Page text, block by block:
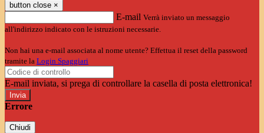
button close ×
E-mail Verrà inviato un messaggio
all'indirizzo indicato con le istruzioni necessarie.
Non hai una e-mail associata al nome utente? Effettua il reset della password
tramite la Login Spaggiari
E-mail inviata, si prega di controllare la casella di posta elettronica!
Errore
Chiudi